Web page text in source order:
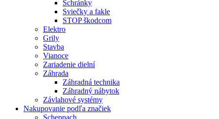
Schránky
Sviečky a fakle
STOP škodcom
Elektro
Grily
Stavba
Vianoce
Zariadenie dielní
Záhrada
Záhradná technika
Záhradný nábytok
Závlahové systémy
Nakupovanie podľa značiek
Scheppach